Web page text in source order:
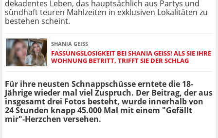
dekadentes Leben, das hauptsächlich aus Partys und
sündhaft teuren Mahlzeiten in exklusiven Lokalitäten zu
bestehen scheint.
SHANIA GEISS
FASSUNGSLOSIGKEIT BEI SHANIA GEISS! ALS SIE IHRE
WOHNUNG BETRITT, TRIFFT SIE DER SCHLAG
Für ihre neusten Schnappschüsse erntete die 18-
Jährige wieder mal viel Zuspruch. Der Beitrag, der aus
insgesamt drei Fotos besteht, wurde innerhalb von
24 Stunden knapp 45.000 Mal mit einem "Gefällt
mir"-Herzchen versehen.